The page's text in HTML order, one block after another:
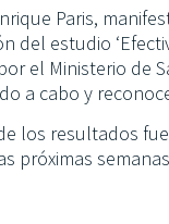
Paris,
del estudio
por el Ministerio
a cabo y
los resultados
próximas